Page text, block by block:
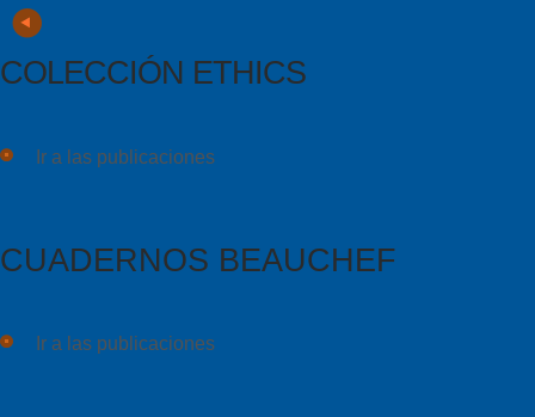
COLECCIÓN ETHICS
Ir a las publicaciones
CUADERNOS BEAUCHEF
Ir a las publicaciones